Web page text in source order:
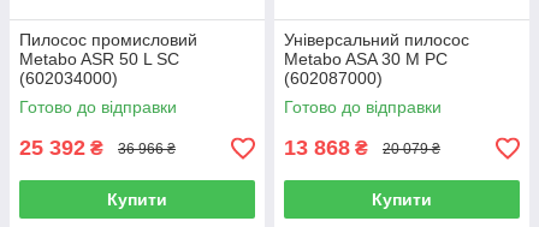
Пилосос промисловий
Metabo ASR 50 L SС
(602034000)
Готово до відправки
25 392 ₴ 36 966 ₴
Купити
Універсальний пилосос
Metabo ASA 30 M PC
(602087000)
Готово до відправки
13 868 ₴ 20 079 ₴
Купити